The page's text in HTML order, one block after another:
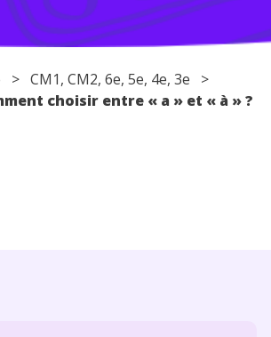
parents
> CM1, CM2, 6e, 5e, 4e, 3e >
choisir entre « a » et « à » ?